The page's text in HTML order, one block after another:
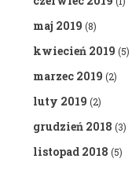
maj 2019 (8)
kwiecień 2019 (5)
marzec 2019 (2)
luty 2019 (2)
grudzień 2018 (3)
listopad 2018 (5)